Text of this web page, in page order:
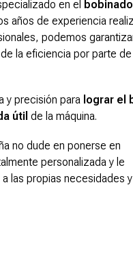
en el
años de experiencia
podemos
la eficiencia por parte
y precisión para lograr el
útil de la máquina.
no dude en ponerse en
personalizada y le
las propias necesidades y